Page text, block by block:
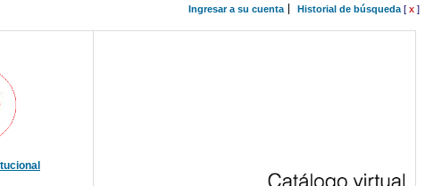
Ingresar a su cuenta Historial de búsqueda[ x ]